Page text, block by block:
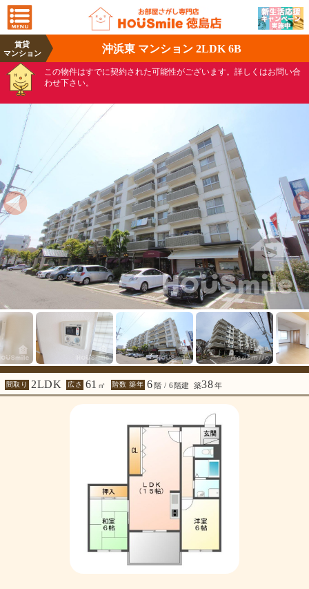
賃貸
マンション
沖浜東 マンション 2LDK 6B
この物件はすでに契約された可能性がございます。詳しくはお問い合
わせ下さい。
間取り 2LDK 広さ 61 ㎡ 階数 築年 6階 / 6階建 築38年